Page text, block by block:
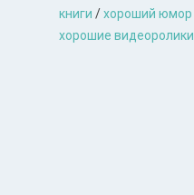
книги /хороший юмор
хорошие видеоролики